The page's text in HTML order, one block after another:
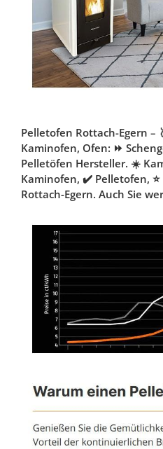
Pelletofen Rottach-Egern –
Kaminofen, Ofen: ⏩
Pelletöfen Hersteller. ☀️
Kaminofen, ✔️ Pelletofen,
Rottach-Egern. Auch Sie